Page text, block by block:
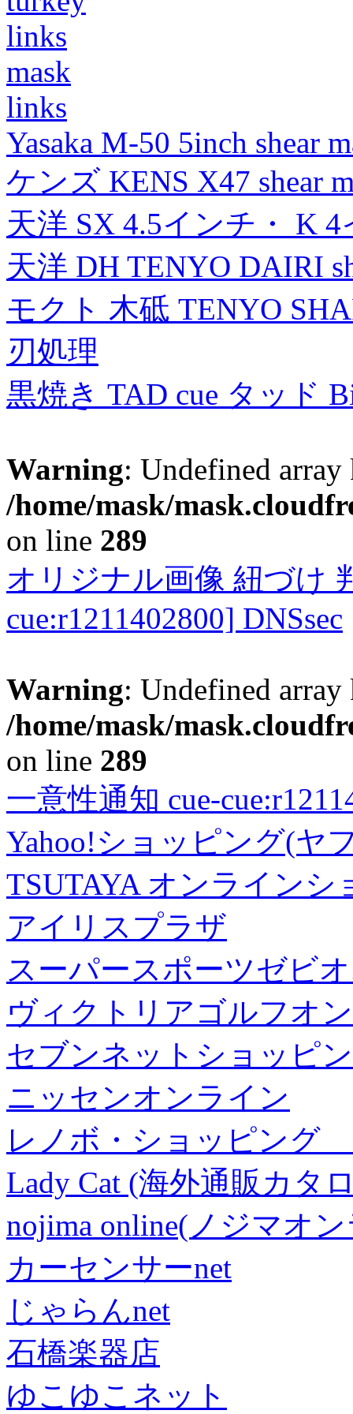
links
mask
links
Yasaka M-50 5inch shear
ケンズ KENS X47 shear
天洋 SX 4.5インチ・ K
天洋 DH TENYO DAIRI
モクト 木砥 TENYO
刃処理
黒焼き TAD cue タッド
Warning: Undefined
/home/mask/
on line 289
オリジナル画像 紐づけ
cue:r1211402800] DNSsec
Warning: Undefined
/home/mask/
on line 289
一意性通知 cue-
Yahoo!ショッピング(ヤ
TSUTAYA オンラインシ
アイリスプラザ
スーパースポーツゼビ
ヴィクトリアゴルフオ
セブンネットショッピ
ニッセンオンライン
レノボ・ショッピング
Lady Cat (海外通販カタ
nojima online(ノジマオ
カーセンサーnet
じゃらんnet
石橋楽器店
ゆこゆこネット